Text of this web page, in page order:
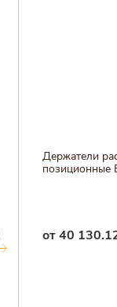
Держатели
позиционные
от 40